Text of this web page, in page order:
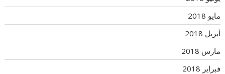
مايو 2018
أبريل 2018
مارس 2018
فبراير 2018